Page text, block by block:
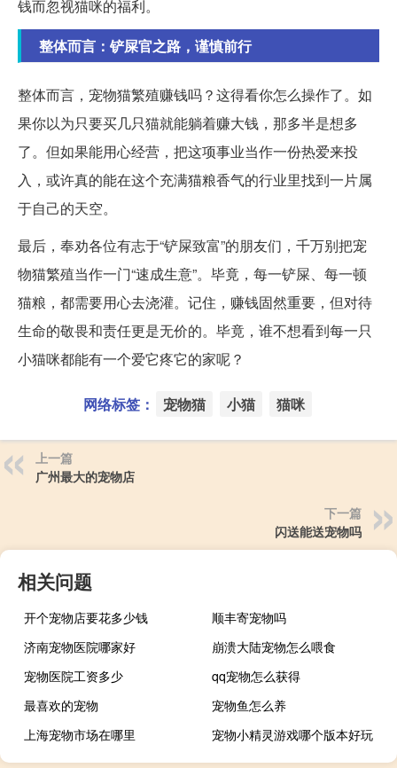
钱而忽视猫咪的福利。
整体而言：铲屎官之路，谨慎前行
整体而言，宠物猫繁殖赚钱吗？这得看你怎么操作了。如
果你以为只要买几只猫就能躺着赚大钱，那多半是想多
了。但如果能用心经营，把这项事业当作一份热爱来投
入，或许真的能在这个充满猫粮香气的行业里找到一片属
于自己的天空。
最后，奉劝各位有志于“铲屎致富”的朋友们，千万别把宠
物猫繁殖当作一门“速成生意”。毕竟，每一铲屎、每一顿
猫粮，都需要用心去浇灌。记住，赚钱固然重要，但对待
生命的敬畏和责任更是无价的。毕竟，谁不想看到每一只
小猫咪都能有一个爱它疼它的家呢？
网络标签： 宠物猫 小猫 猫咪
上一篇
广州最大的宠物店
下一篇
闪送能送宠物吗
相关问题
开个宠物店要花多少钱
顺丰寄宠物吗
济南宠物医院哪家好
崩溃大陆宠物怎么喂食
宠物医院工资多少
qq宠物怎么获得
最喜欢的宠物
宠物鱼怎么养
上海宠物市场在哪里
宠物小精灵游戏哪个版本好玩